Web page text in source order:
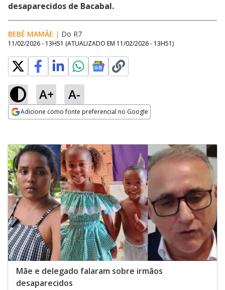
desaparecidos de Bacabal.
BEBÊ MAMÃE | Do R7
11/02/2026 - 13H51 (ATUALIZADO EM 11/02/2026 - 13H51)
A+ A-
Adicione como fonte preferencial no Google
Mãe e delegado falaram sobre irmãos
desaparecidos